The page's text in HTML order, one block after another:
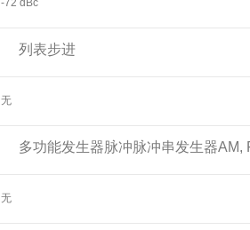
-72 dBc
列表步进
无
多功能发生器脉冲脉冲串发生器AM,
无